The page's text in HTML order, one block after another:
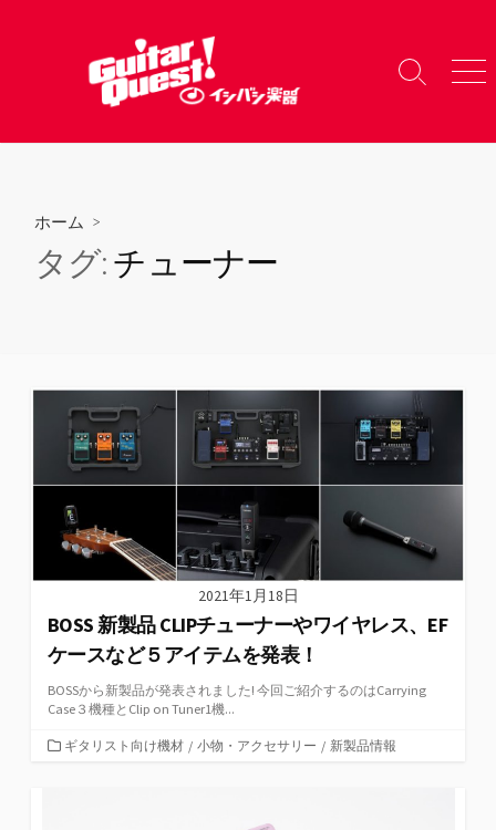
へ
検
り
メ
ー
ホーム >
タグ:チューナー
2021年1月18日
BOSS 新製品 CLIPチューナーやワイヤレス、EF
ケースなど５アイテムを発表！
BOSSから新製品が発表されました! 今回ご紹介するのはCarrying
Case３機種とClip on Tuner1機...
カギタリスト向け機材 / 小物・アクセサリー / 新製品情報